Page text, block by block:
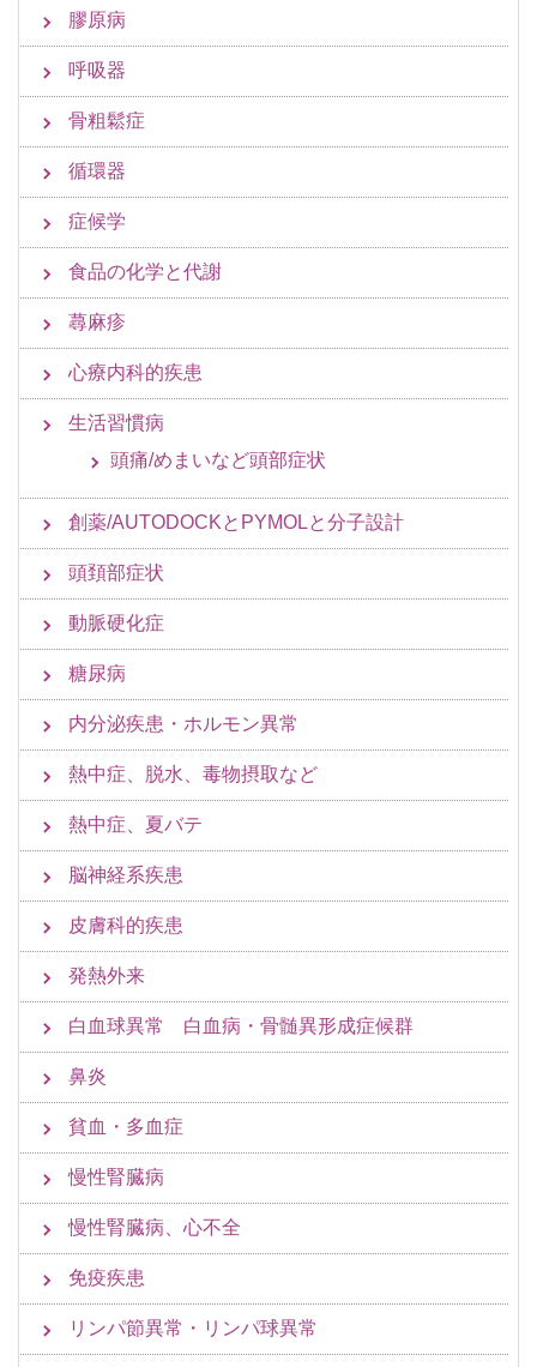
膠原病
呼吸器
骨粗鬆症
循環器
症候学
食品の化学と代謝
蕁麻疹
心療内科的疾患
生活習慣病
頭痛/めまいなど頭部症状
創薬/AUTODOCKとPYMOLと分子設計
頭頚部症状
動脈硬化症
糖尿病
内分泌疾患・ホルモン異常
熱中症、脱水、毒物摂取など
熱中症、夏バテ
脳神経系疾患
皮膚科的疾患
発熱外来
白血球異常 白血病・骨髄異形成症候群
鼻炎
貧血・多血症
慢性腎臓病
慢性腎臓病、心不全
免疫疾患
リンパ節異常・リンパ球異常